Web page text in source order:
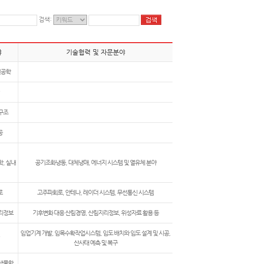
검색:
기술협력 및 자문분야
학
조
, 실내
공기조화냉동, 대체냉매, 에너지 시스템 및 열유체 분야
고주파회로, 안테나, 레이더 시스템, 무선통신 시스템
정보 기후변화 대응 산림경영, 산림지리정보, 위성자료 활용 등
임업기계 개발, 임목수확작업시스템, 임도 배치와 임도 설계 및 시공,
산사태 예측 및 복구